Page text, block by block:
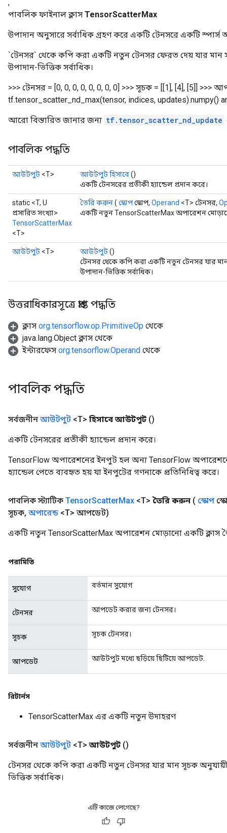
,
পাবলিক ফাইনাল ক্লাস TensorScatterMax
উপাদান অনুসারে সর্বাধিক গ্রহণ করে একটি টেনসরে একটি
`টেনসর` থেকে কপি করা একটি নতুন টেনসর ফেরত দেয় যার
উপাদান-ভিত্তিক সর্বাধিক।
>>> টেনসর = [0, 0, 0, 0, 0, 0, 0, 0] >>> সূচক = [[1], [4], [5]] >>>
tf.tensor_scatter_nd_max(tensor, indices, updates).numpy()
আরো বিস্তারিত জানার জন্য tf.tensor_scatter_nd_update
পাবলিক পদ্ধতি
আউটপুট <T> আউটপুট হিসাবে()
একটি টেনসরের প্রতীকী হ্যান্ডেল প্রদান করে।
static <T, U
প্রসারিত সংখ্যা>
TensorScatterMax
<T>
তৈরি করুন( স্কোপস্কোপ, Operand <T> টেনসর,
একটি নতুন TensorScatterMax অপারেশন
আউটপুট <T> আউটপুট()
টেনসর থেকে কপি করা একটি নতুন টেনসর যার
উপাদান-ভিত্তিক সর্বাধিক।
উত্তরাধিকারসূত্রে প্রাপ্ত পদ্ধতি
ক্লাস org.tensorflow.op.PrimitiveOp থেকে
java.lang.Object ক্লাস থেকে
ইন্টারফেস org.tensorflow.Operand থেকে
পাবলিক পদ্ধতি
সর্বজনীন আউটপুট <T> হিসাবে আউটপুট ()
একটি টেনসরের প্রতীকী হ্যান্ডেল প্রদান করে।
TensorFlow অপারেশনের ইনপুট হল অন্য TensorFlow
হ্যান্ডেল পেতে ব্যবহৃত হয় যা ইনপুটের গণনাকে প্রতিনিধিত্ব করে।
পাবলিক স্ট্যাটিক TensorScatterMax <T> তৈরি করুন ( স্কোপ
সূচক, অপারেন্ড <T> আপডেট)
একটি নতুন TensorScatterMax অপারেশন মোড়ানো একটি ক্লাস
পরামিতি
সুযোগ বর্তমান সুযোগ
টেনসর আপডেট করার জন্য টেনসর।
সূচক সূচক টেনসর।
আপডেট আউটপুট মধ্যে ছড়িয়ে ছিটিয়ে আপডেট.
রিটার্নস
TensorScatterMax এর একটি নতুন উদাহরণ
সর্বজনীন আউটপুট <T> আউটপুট ()
টেনসর থেকে কপি করা একটি নতুন টেনসর যার মান সূচক
ভিত্তিক সর্বাধিক।
এটি কাজে লেগেছে?